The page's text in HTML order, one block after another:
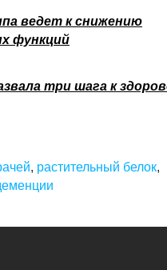
ведет к снижению
функций
три шага к
, растительный белок,